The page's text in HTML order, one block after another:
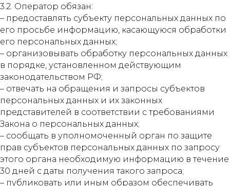
3.2. Оператор обязан:
– предоставлять субъекту персональных данных по
его просьбе информацию, касающуюся обработки
его персональных данных;
– организовывать обработку персональных данных
в порядке, установленном действующим
законодательством РФ;
– отвечать на обращения и запросы субъектов
персональных данных и их законных
представителей в соответствии с требованиями
Закона о персональных данных;
– сообщать в уполномоченный орган по защите
прав субъектов персональных данных по запросу
этого органа необходимую информацию в течение
30 дней с даты получения такого запроса;
– публиковать или иным образом обеспечивать